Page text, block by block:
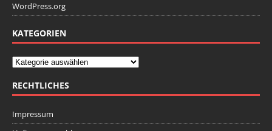
WordPress.org
KATEGORIEN
RECHTLICHES
Impressum